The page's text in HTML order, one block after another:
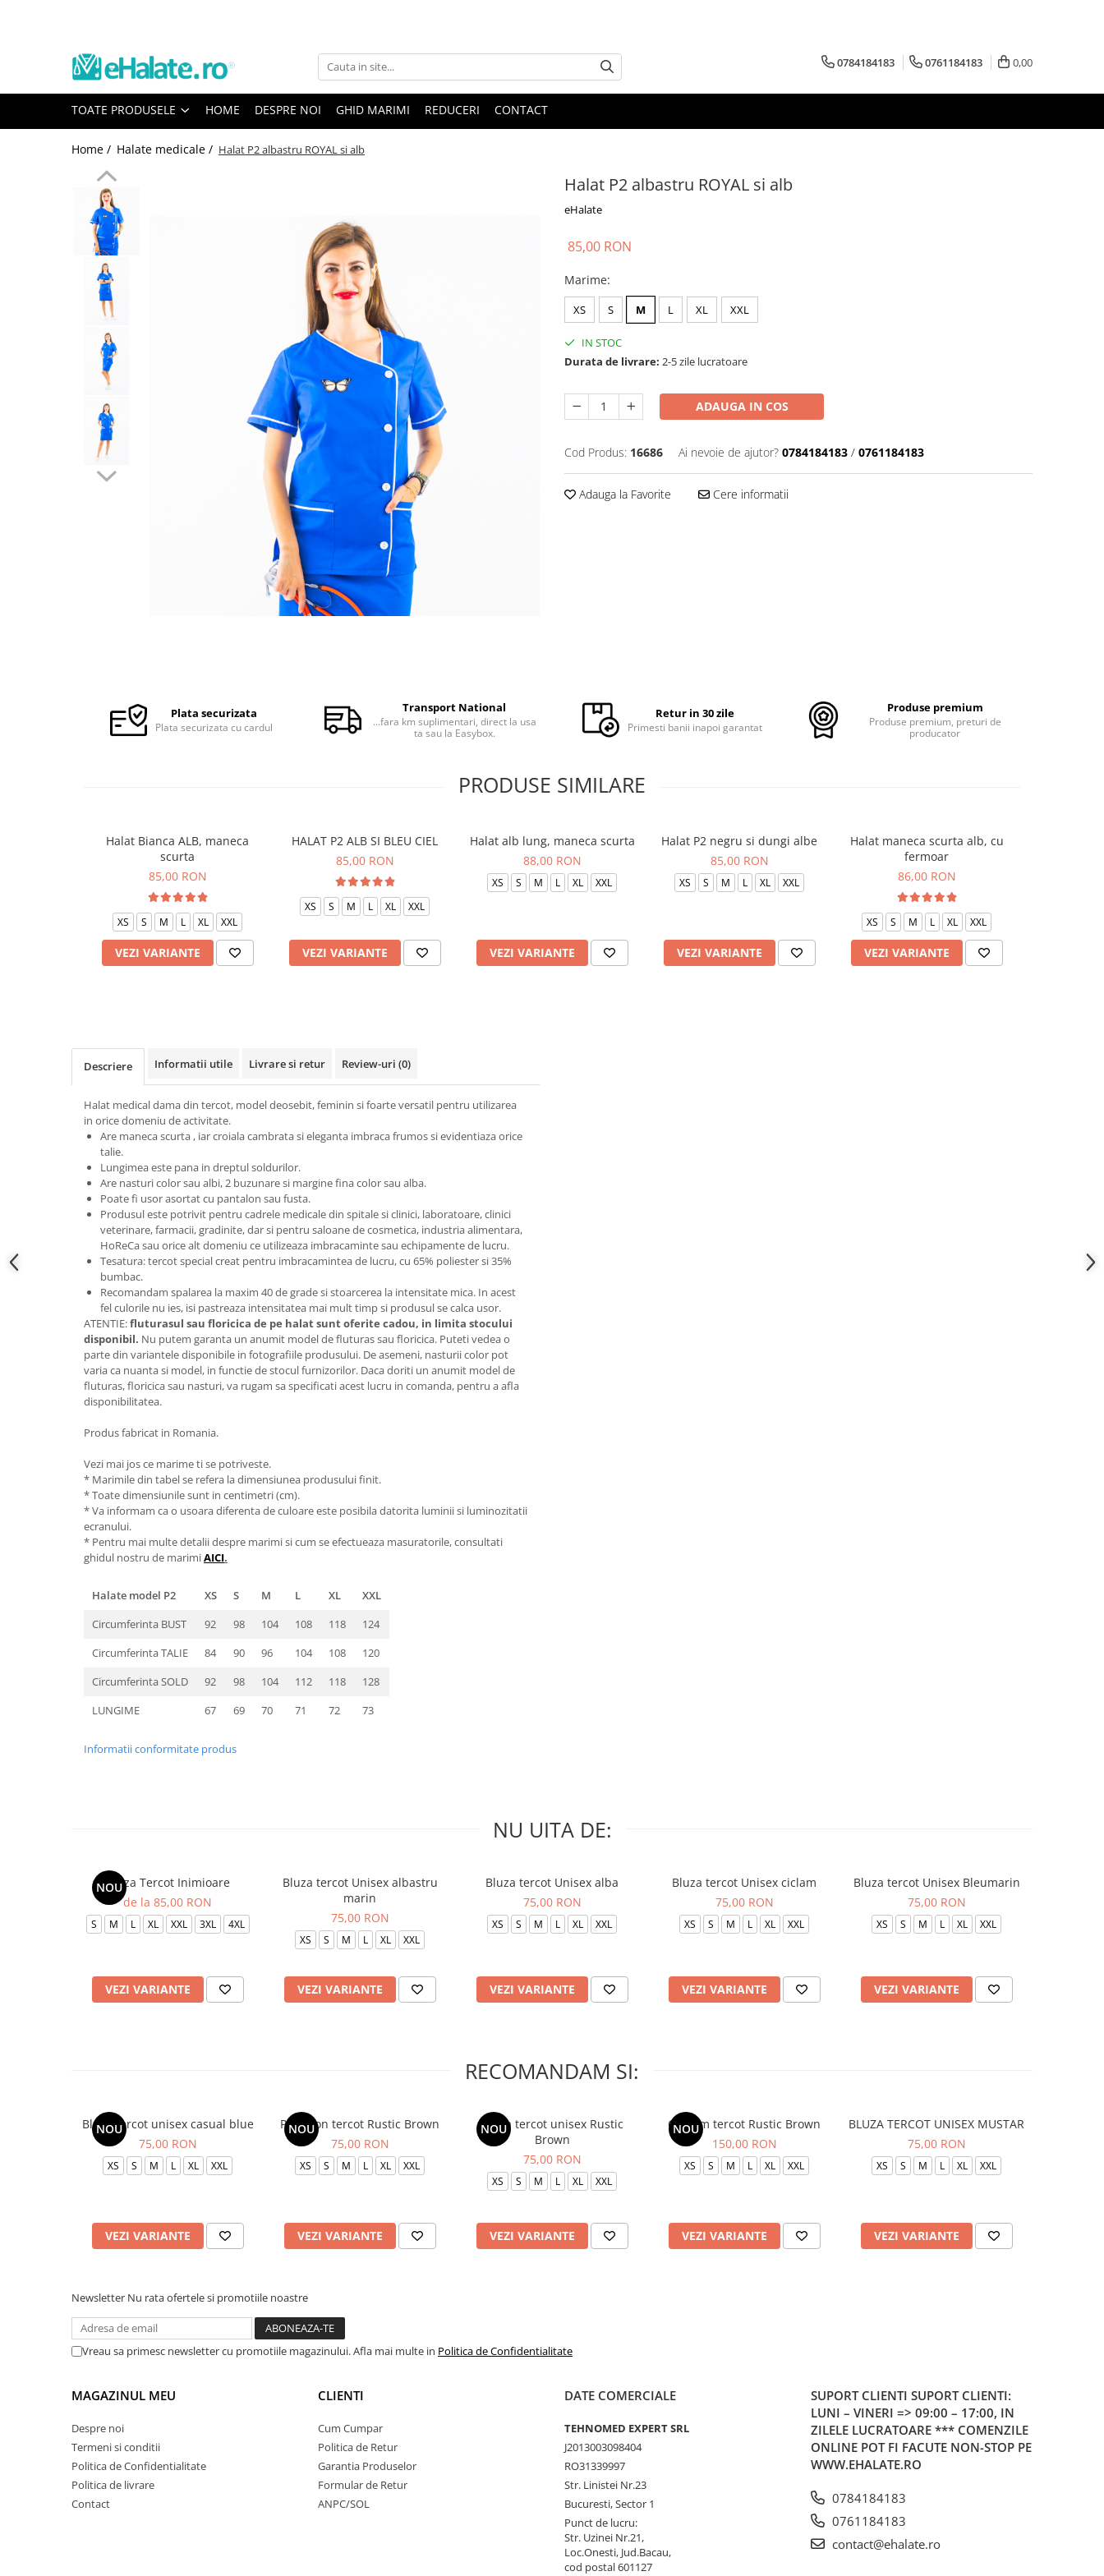
Toate Produsele
Bluze Unisex
Bluze unisex cu imprimeuri
Bluze medicale uni
Halate medicale
Halate medicale femei
Halate medicale barbati
Halate medicale P2 cu fluturas
Halate medicale cu nasturi
Halate medicale cu fermoar
Halate medicale polar - unisex
0784184183 0761184183 0,00
TOATE PRODUSELE HOME DESPRE NOI GHID MARIMI REDUCERI CONTACT
Home / Halate medicale / Halat P2 albastru ROYAL si alb
Halat P2 albastru ROYAL si alb
eHalate
Facebook
85,00 RON
Marime:
XS S M L XL XXL
IN STOC
Durata de livrare: 2-5 zile lucratoare
ADAUGA IN COS
Cod Produs: 16686 Ai nevoie de ajutor? 0784184183 / 0761184183
Adauga la Favorite Cere informatii
Plata securizata
Plata securizata cu cardul
Transport National
...fara km suplimentari, direct la usa
ta sau la Easybox.
Retur in 30 zile
Primesti banii inapoi garantat
Produse premium
Produse premium, preturi de
producator
PRODUSE SIMILARE
Halat Bianca ALB, maneca
scurta
85,00 RON
XS S M L XL XXL
VEZI VARIANTE
HALAT P2 ALB SI BLEU CIEL
85,00 RON
XS S M L XL XXL
VEZI VARIANTE
Halat alb lung, maneca scurta
88,00 RON
XS S M L XL XXL
VEZI VARIANTE
Halat P2 negru si dungi albe
85,00 RON
XS S M L XL XXL
VEZI VARIANTE
Halat maneca scurta alb, cu
fermoar
86,00 RON
XS S M L XL XXL
VEZI VARIANTE
Descriere Informatii utile Livrare si retur Review-uri (0)
Halat medical dama din tercot, model deosebit, feminin si foarte versatil pentru utilizarea
in orice domeniu de activitate.
Are maneca scurta , iar croiala cambrata si eleganta imbraca frumos si evidentiaza orice
talie.
Lungimea este pana in dreptul soldurilor.
Are nasturi color sau albi, 2 buzunare si margine fina color sau alba.
Poate fi usor asortat cu pantalon sau fusta.
Produsul este potrivit pentru cadrele medicale din spitale si clinici, laboratoare, clinici
veterinare, farmacii, gradinite, dar si pentru saloane de cosmetica, industria alimentara,
HoReCa sau orice alt domeniu ce utilizeaza imbracaminte sau echipamente de lucru.
Tesatura: tercot special creat pentru imbracamintea de lucru, cu 65% poliester si 35%
bumbac.
Recomandam spalarea la maxim 40 de grade si stoarcerea la intensitate mica. In acest
fel culorile nu ies, isi pastreaza intensitatea mai mult timp si produsul se calca usor.
ATENTIE:fluturasul sau floricica de pe halat sunt oferite cadou, in limita stocului
disponibil. Nu putem garanta un anumit model de fluturas sau floricica. Puteti vedea o
parte din variantele disponibile in fotografiile produsului. De asemeni, nasturii color pot
varia ca nuanta si model, in functie de stocul furnizorilor. Daca doriti un anumit model de
fluturas, floricica sau nasturi, va rugam sa specificati acest lucru in comanda, pentru a afla
disponibilitatea.
Produs fabricat in Romania.
Vezi mai jos ce marime ti se potriveste.
* Marimile din tabel se refera la dimensiunea produsului finit.
* Toate dimensiunile sunt in centimetri (cm).
* Va informam ca o usoara diferenta de culoare este posibila datorita luminii si luminozitatii
ecranului.
* Pentru mai multe detalii despre marimi si cum se efectueaza masuratorile, consultati
ghidul nostru de marimiAICI.
Halate model P2 XS S M L XL
XXL
Circumferinta BUST
92 98 104 108 118
124
Circumferinta TALIE
84 90 96 104 108
120
Circumferinta SOLD
92 98 104 112 118
128
LUNGIME
67 69 70 71 72 73
Informatii conformitate produs
NU UITA DE:
NOU
Bluza Tercot Inimioare
de la 85,00 RON
S M L XL XXL 3XL 4XL
VEZI VARIANTE
Bluza tercot Unisex albastru
marin
75,00 RON
XS S M L XL XXL
VEZI VARIANTE
Bluza tercot Unisex alba
75,00 RON
XS S M L XL XXL
VEZI VARIANTE
Bluza tercot Unisex ciclam
75,00 RON
XS S M L XL XXL
VEZI VARIANTE
Bluza tercot Unisex Bleumarin
75,00 RON
XS S M L XL XXL
VEZI VARIANTE
RECOMANDAM SI:
NOU
Bluza tercot unisex casual blue
75,00 RON
XS S M L XL XXL
VEZI VARIANTE
NOU
Pantalon tercot Rustic Brown
75,00 RON
XS S M L XL XXL
VEZI VARIANTE
NOU
Bluza tercot unisex Rustic
Brown
75,00 RON
XS S M L XL XXL
VEZI VARIANTE
NOU
Costum tercot Rustic Brown
150,00 RON
XS S M L XL XXL
VEZI VARIANTE
BLUZA TERCOT UNISEX MUSTAR
75,00 RON
XS S M L XL XXL
VEZI VARIANTE
Newsletter Nu rata ofertele si promotiile noastre
Vreau sa primesc newsletter cu promotiile magazinului. Afla mai multe in Politica de Confidentialitate
MAGAZINUL MEU
Despre noi
Termeni si conditii
Politica de Confidentialitate
Politica de livrare
Contact
CLIENTI
Cum Cumpar
Politica de Retur
Garantia Produselor
Formular de Retur
ANPC/SOL
DATE COMERCIALE
TEHNOMED EXPERT SRL
J2013003098404
RO31339997
Str. Linistei Nr.23
Bucuresti, Sector 1
Punct de lucru:
Str. Uzinei Nr.21,
Loc.Onesti, Jud.Bacau,
cod postal 601127
SUPORT CLIENTI SUPORT CLIENTI:
LUNI – VINERI => 09:00 – 17:00, IN
ZILELE LUCRATOARE *** COMENZILE
ONLINE POT FI FACUTE NON-STOP PE
WWW.EHALATE.RO
0784184183
0761184183
contact@ehalate.ro